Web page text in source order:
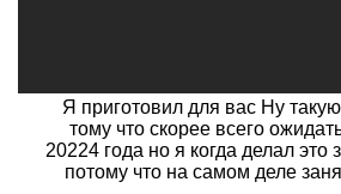
Я приготовил для вас Ну
тому что скорее всего
20224 года но я когда делал
потому что на самом деле